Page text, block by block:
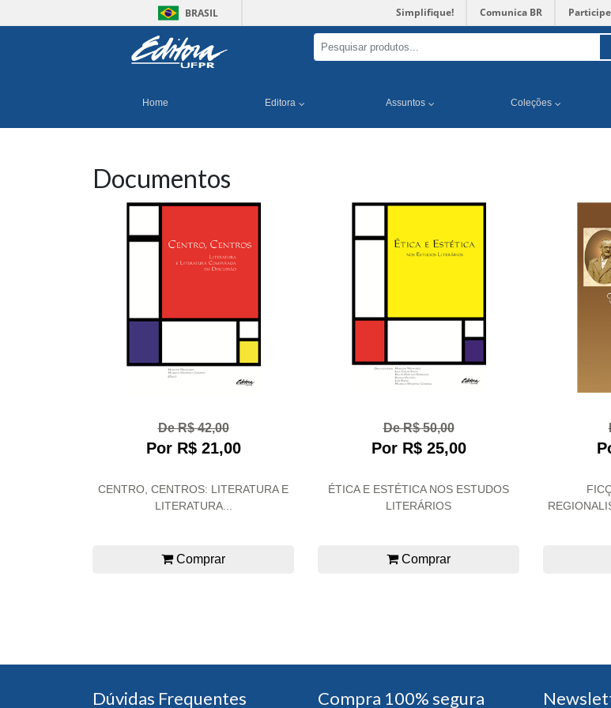
BRASIL Simplifique! Comunica BR Participe
Home Editora Assuntos Coleções
Documentos
De R$ 42,00
Por R$ 21,00
CENTRO, CENTROS: LITERATURA E
LITERATURA...
Comprar
De R$ 50,00
Por R$ 25,00
ÉTICA E ESTÉTICA NOS ESTUDOS
LITERÁRIOS
Comprar
Dúvidas Frequentes Compra 100% segura